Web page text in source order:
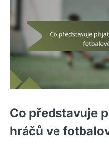
Co představuje
hráčů ve